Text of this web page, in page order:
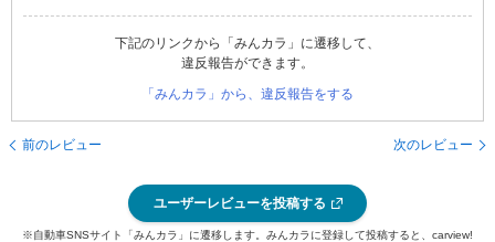
下記のリンクから「みんカラ」に遷移して、
違反報告ができます。
「みんカラ」から、違反報告をする
前のレビュー 次のレビュー
ユーザーレビューを投稿する
※自動車SNSサイト「みんカラ」に遷移します。みんカラに登録して投稿すると、carview!